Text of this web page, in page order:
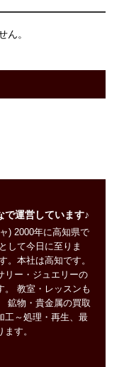
ん。
運営しています♪
) 2000年に高知県で
して今日に至りま
。本社は高知です。
リー・ジュエリーの
。 教室・レッスンも
鉱物・貴金属の買取
工～処理・再生、最
す。